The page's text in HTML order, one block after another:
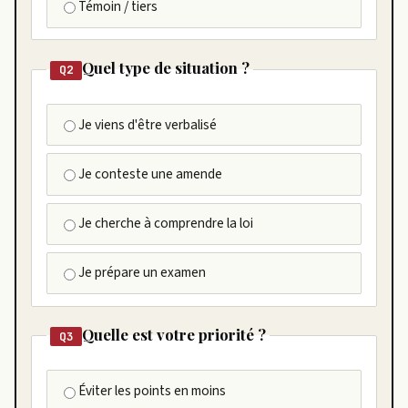
Témoin / tiers
Q2 Quel type de situation ?
Je viens d'être verbalisé
Je conteste une amende
Je cherche à comprendre la loi
Je prépare un examen
Q3 Quelle est votre priorité ?
Éviter les points en moins